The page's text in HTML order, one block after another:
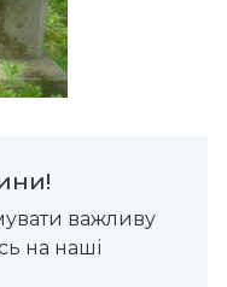
важливу
на наші